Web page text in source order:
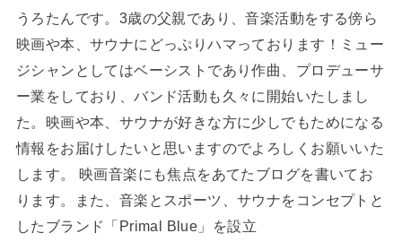
うろたんです。3歳の父親であり、音楽活動をする傍ら
映画や本、サウナにどっぷりハマっております！ミュー
ジシャンとしてはベーシストであり作曲、プロデューサ
ー業をしており、バンド活動も久々に開始いたしまし
た。映画や本、サウナが好きな方に少しでもためになる
情報をお届けしたいと思いますのでよろしくお願いいた
します。 映画音楽にも焦点をあてたブログを書いてお
ります。また、音楽とスポーツ、サウナをコンセプトと
したブランド「Primal Blue」を設立